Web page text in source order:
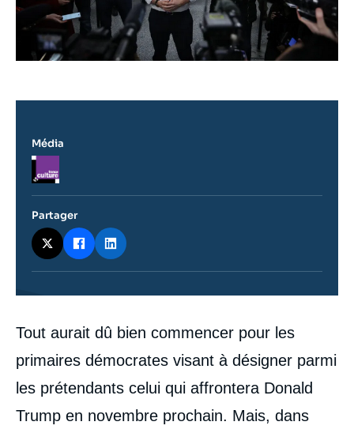
Contenu
intervention
médiatique
Tout aurait dû bien commencer pour les
primaires démocrates visant à désigner parmi
les prétendants celui qui affrontera Donald
Trump en novembre prochain. Mais, dans
Média
Logo
Partager